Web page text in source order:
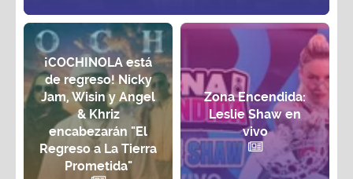
¡COCHINOLA está
de regreso! Nicky
Jam, Wisin y Angel
& Khriz
encabezarán "El
Regreso a La Tierra
Prometida"
Zona Encendida:
Leslie Shaw en
vivo